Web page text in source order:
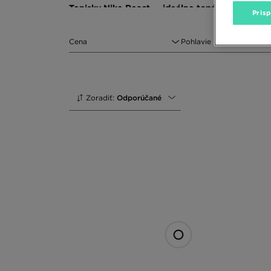
Tenisky Nike React — ideálne topánky na bežný
je séria Live.
golier, čo ešte viac stabilizuje konštrukciu. V zadnej
Nízky profil prináša voľnosť pohybu. Mäkká penová
Nike React Infinity Run
Cena Pohlavie
Zoradiť: Odporúčané